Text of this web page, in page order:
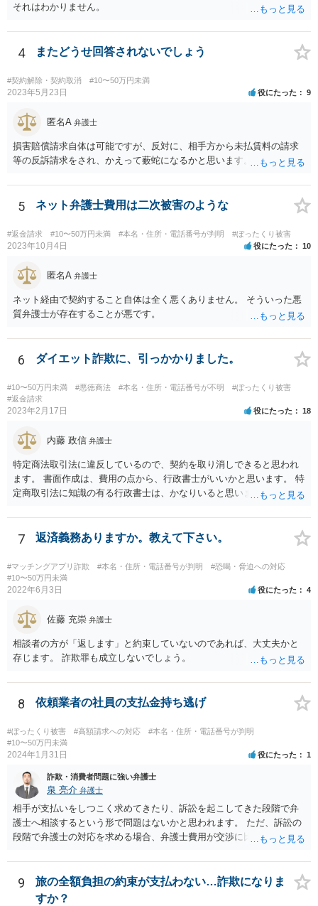
それはわかりません。
4 またどうせ回答されないでしょう
#契約解除・契約取消 #10〜50万円未満
2023年5月23日 役にたった 9
匿名A 弁護士
損害賠償請求自体は可能ですが、反対に、相手方から未払賃料の請求
等の反訴請求をされ、かえって薮蛇になるかと思います。
5 ネット弁護士費用は二次被害のような
#返金請求 #10〜50万円未満 #本名・住所・電話番号が判明 #ぼったくり被害
2023年10月4日 役にたった 10
匿名A 弁護士
ネット経由で契約すること自体は全く悪くありません。 そういった悪
質弁護士が存在することが悪です。
6 ダイエット詐欺に、引っかかりました。
#10〜50万円未満 #悪徳商法 #本名・住所・電話番号が不明
#ぼったくり被害
#返金請求
2023年2月17日 役にたった 18
内藤 政信 弁護士
特定商法取引法に違反しているので、契約を取り消しできると思われ
ます。 書面作成は、費用の点から、行政書士がいいかと思います。 特
定商取引法に知識の有る行政書士は、かなりいると思います。 問い合
7 返済義務ありますか。教えて下さい。
#マッチングアプリ詐欺 #本名・住所・電話番号が判明
#恐喝・脅迫への対応
#10〜50万円未満
2022年6月3日 役にたった 4
佐藤 充崇 弁護士
相談者の方が「返します」と約束していないのであれば、大丈夫かと
存じます。 詐欺罪も成立しないでしょう。
8 依頼業者の社員の支払金持ち逃げ
#ぼったくり被害 #高額請求への対応
#本名・住所・電話番号が判明
#10〜50万円未満
2024年1月31日 役にたった 1
詐欺・消費者問題に強い弁護士
泉 亮介 弁護士
相手が支払いをしつこく求めてきたり、訴訟を起こしてきた段階で弁
護士へ相談するという形で問題はないかと思われます。 ただ、訴訟の
段階で弁護士の対応を求める場合、弁護士費用が交渉に比べて高くな
のかを考えておく必要があるでしょう。
9
旅の全額負担の約束が支払わない…詐欺になりま
すか？